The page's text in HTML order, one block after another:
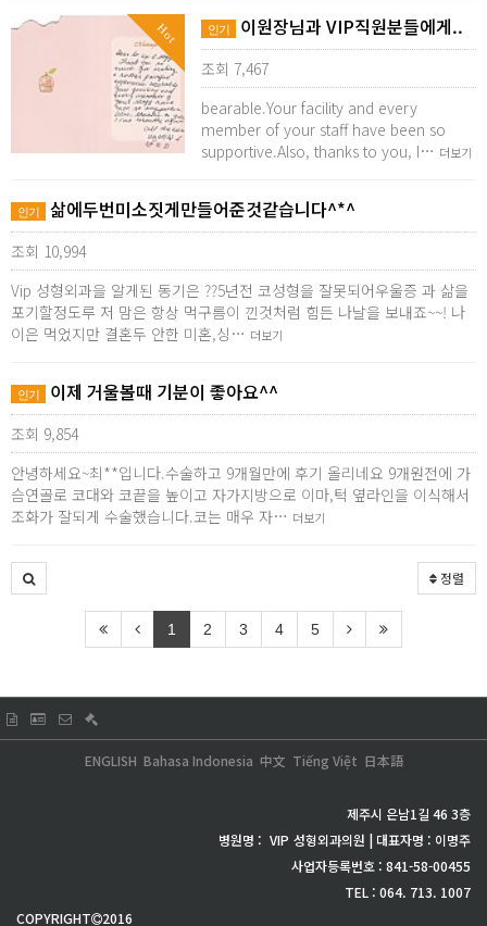
Hot 인기 이원장님과 VIP직원분들에게..
조회 7,467
bearable.Your facility and every
member of your staff have been so
supportive.Also, thanks to you, I… 더보기
인기 삶에두번미소짓게만들어준것같습니다^*^
조회 10,994
Vip 성형외과을 알게된 동기은 ??5년전 코성형을 잘못되어우울증 과 삶을
포기할정도루 저 맘은 항상 먹구름이 낀것처럼 힘든 나날을 보내죠~~! 나
이은 먹었지만 결혼두 안한 미혼,싱… 더보기
인기 이제 거울볼때 기분이 좋아요^^
조회 9,854
안녕하세요~최**입니다.수술하고 9개월만에 후기 올리네요 9개원전에 가
슴연골로 코대와 코끝을 높이고 자가지방으로 이마,턱 옆라인을 이식해서
조화가 잘되게 수술했습니다.코는 매우 자… 더보기
정렬
1 2 3 4 5
日本語
Tiếng Việt
中文
Bahasa Indonesia
ENGLISH
제주시 은남1길 46 3층
병원명 : VIP 성형외과의원 | 대표자명 : 이명주
사업자등록번호 : 841-58-00455
TEL : 064. 713. 1007
COPYRIGHT
2016